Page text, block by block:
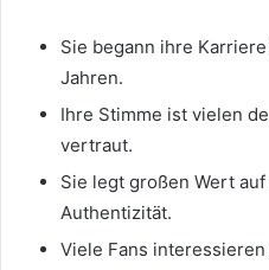
Sie begann ihre
Jahren.
Ihre Stimme ist vielen
vertraut.
Sie legt großen Wert
Authentizität.
Viele Fans